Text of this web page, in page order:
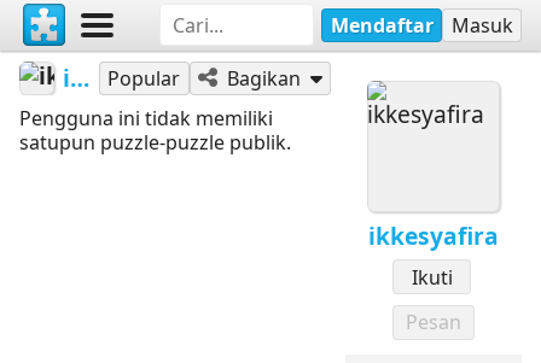
Mendaftar Masuk
ikkesyafira
Ikuti
Pesan
ikkesyafira Popular
Bagikan
Pengguna ini tidak memiliki
satupun puzzle-puzzle publik.